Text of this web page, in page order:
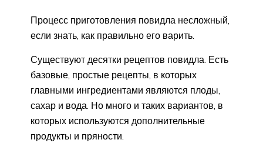
Процесс приготовления повидла несложный,
если знать, как правильно его варить.
Существуют десятки рецептов повидла. Есть
базовые, простые рецепты, в которых
главными ингредиентами являются плоды,
сахар и вода. Но много и таких вариантов, в
которых используются дополнительные
продукты и пряности.